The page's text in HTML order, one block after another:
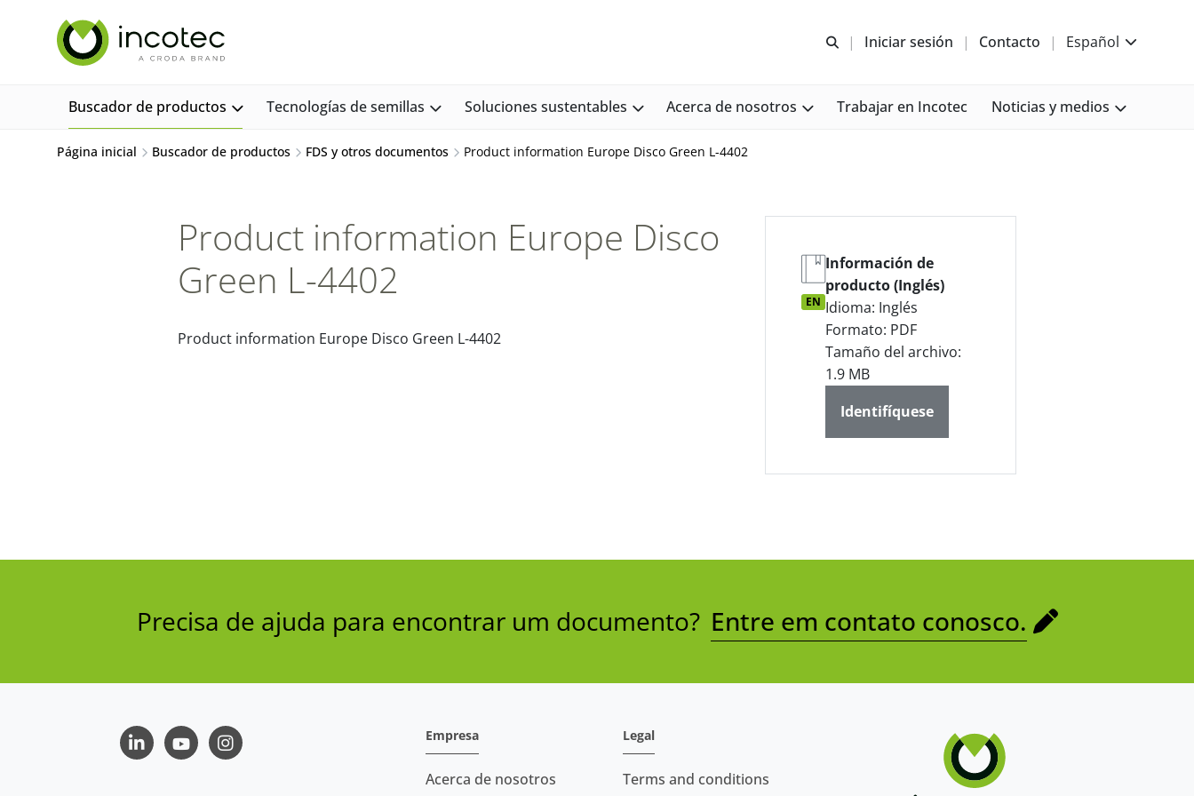
contenido
Abrir b&#250;squeda
Iniciar sesión Contacto Español
Buscador de productos Tecnologías de semillas Soluciones sustentables Acerca de nosotros Trabajar en Incotec Noticias y medios
Página inicial Buscador de productos FDS y otros documentos Product information Europe Disco Green L-4402
Product information Europe Disco
Green L-4402
Product information Europe Disco Green L-4402
EN
Información de
producto (Inglés)
Idioma: Inglés
Formato: PDF
Tamaño del archivo:
1.9 MB
Identifíquese
Precisa de ajuda para encontrar um documento? Entre em contato conosco.
LinkedInYoutubeInstagram
Empresa
Acerca de nosotros
Legal
Terms and conditions